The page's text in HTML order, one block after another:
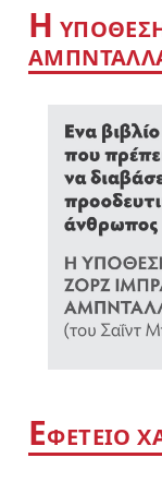
Η
ΕΦΕΤΕΙΟ